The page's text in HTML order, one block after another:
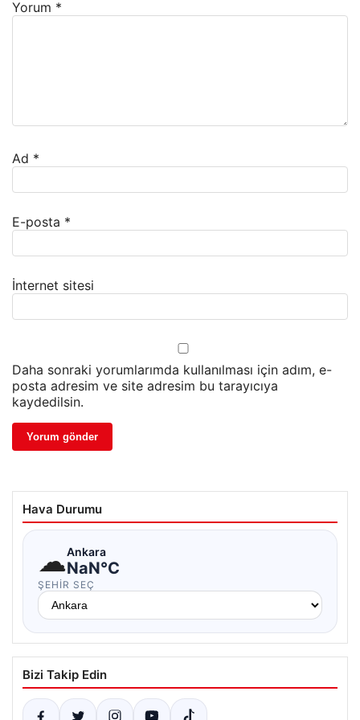
Yorum *
Ad *
E-posta *
İnternet sitesi
Daha sonraki yorumlarımda kullanılması için adım, e-
posta adresim ve site adresim bu tarayıcıya
kaydedilsin.
Hava Durumu
☁Ankara
NaN°C
ŞEHIR SEÇ
Bizi Takip Edin